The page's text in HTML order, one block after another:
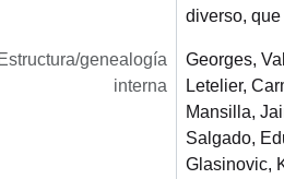
diverso,
Estructura/genealogía
interna
Georges,
Letelier,
Mansilla,
Salgado,
Glasinovic,